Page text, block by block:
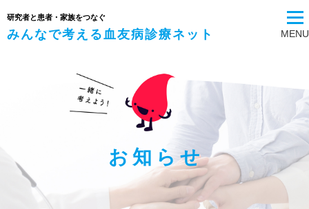
研究者と患者・家族をつなぐ
みんなで考える血友病診療ネット MENU
お知らせ